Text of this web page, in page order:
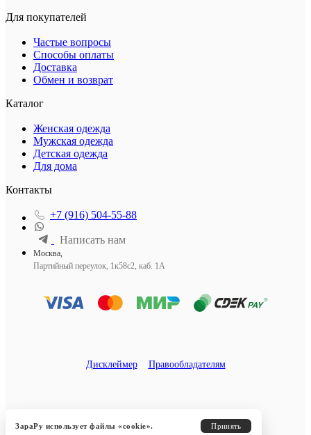
Для покупателей
Частые вопросы
Способы оплаты
Доставка
Обмен и возврат
Каталог
Женская одежда
Мужская одежда
Детская одежда
Для дома
Контакты
+7 (916) 504-55-88
Написать нам
Москва,
Партийный переулок, 1к58с2, каб. 1А
Дисклеймер Правообладателям
ЗараРу использует файлы «cookie».
Принять